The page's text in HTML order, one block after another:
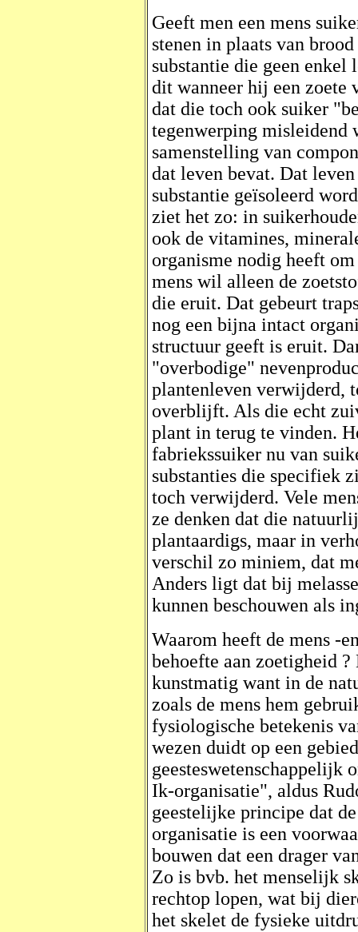
Geeft men een mens
stenen in plaats van
substantie die geen enkel
dit wanneer hij een zoete
dat die toch ook suiker
tegenwerping misleidend
samenstelling van
dat leven bevat. Dat
substantie geïsoleerd
ziet het zo: in
ook de vitamines,
organisme nodig heeft
mens wil alleen de
die eruit. Dat gebeurt
nog een bijna intact
structuur geeft is eruit.
"overbodige"
plantenleven verwijderd,
overblijft. Als die echt
plant in terug te vinden.
fabriekssuiker nu van
substanties die specifiek
toch verwijderd. Vele
ze denken dat die
plantaardigs, maar in
verschil zo miniem, dat
Anders ligt dat bij
kunnen beschouwen als
Waarom heeft de mens -
behoefte aan zoetigheid
kunstmatig want in de
zoals de mens hem
fysiologische betekenis
wezen duidt op een
geesteswetenschappelijk
Ik-organisatie", aldus
geestelijke principe dat
organisatie is een
bouwen dat een drager
Zo is bvb. het menselijk
rechtop lopen, wat bij
het skelet de fysieke